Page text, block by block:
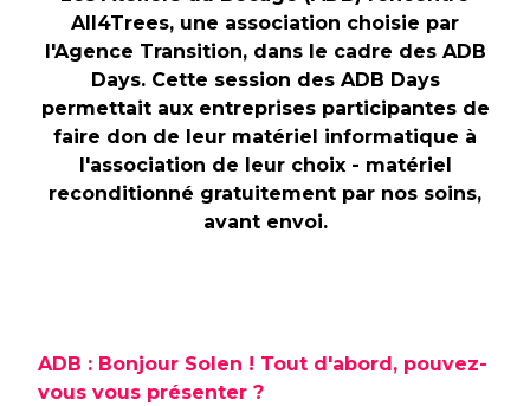
All4Trees, une association choisie par
l'Agence Transition, dans le cadre des ADB
Days. Cette session des ADB Days
permettait aux entreprises participantes de
faire don de leur matériel informatique à
l'association de leur choix - matériel
reconditionné gratuitement par nos soins,
avant envoi.
ADB : Bonjour Solen ! Tout d'abord, pouvez-
vous vous présenter ?